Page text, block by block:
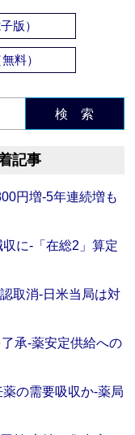
版）
料）
検 索
記事
円増‐5年連続増も
に‐「在総2」算定
取消‐日米当局は対
承‐薬安定供給への
の需要吸収か‐薬局